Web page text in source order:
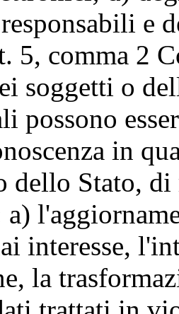
e
5, comma 2
soggetti o
possono
in
dello Stato,
interesse,
la